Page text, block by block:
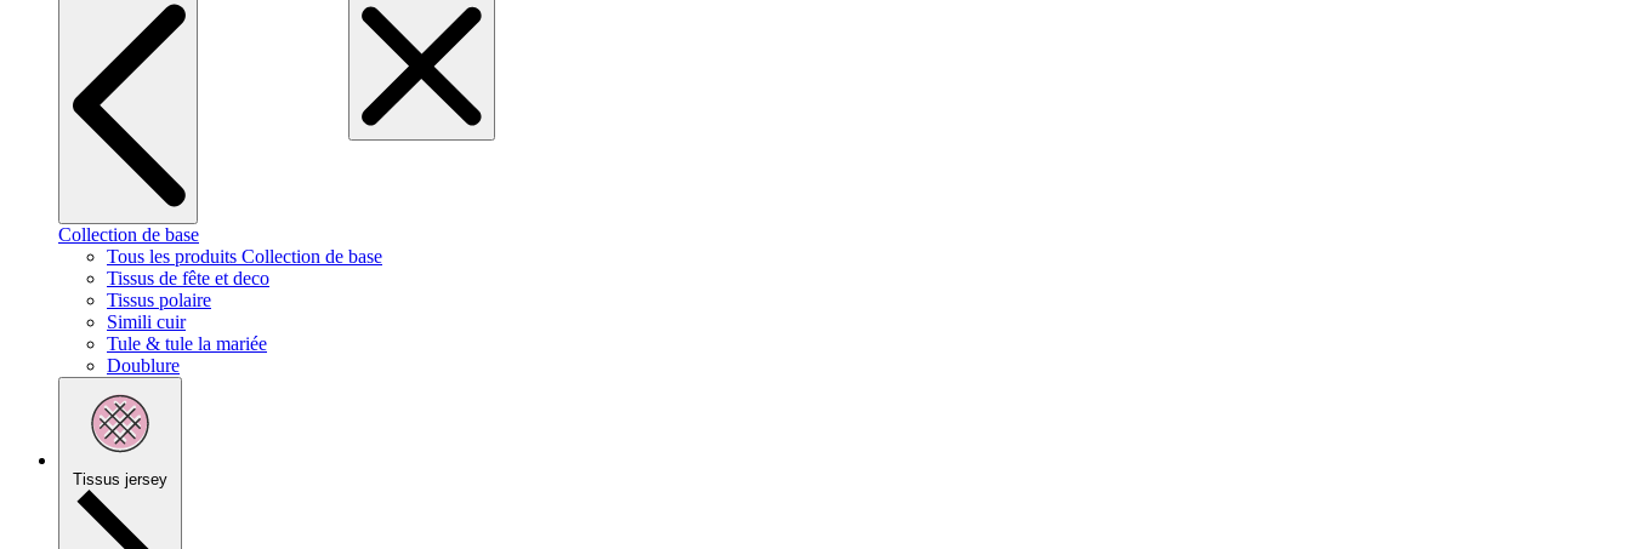
Collection de base
Tous les produits Collection de base
Tissus de fête et deco
Tissus polaire
Simili cuir
Tule & tule la mariée
Doublure
Tissus jersey